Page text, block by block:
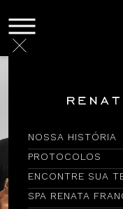
NOSSA HISTÓRIA
PROTOCOLOS
ENCONTRE SUA
SPA RENATA